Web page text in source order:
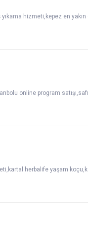
hizmeti,kepez en
online program
herbalife yaşam